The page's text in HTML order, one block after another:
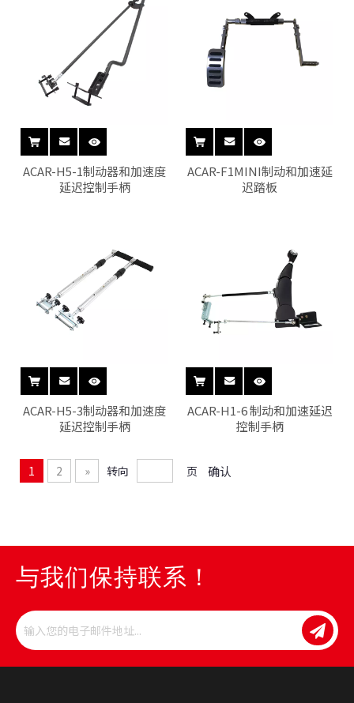
ACAR-H5-1制动器和加速度
延迟控制手柄
ACAR-F1MINI制动和加速延
迟踏板
ACAR-H5-3制动器和加速度
延迟控制手柄
ACAR-H1-6 制动和加速延迟
控制手柄
1 2 » 转向 页 确认
与我们保持联系！